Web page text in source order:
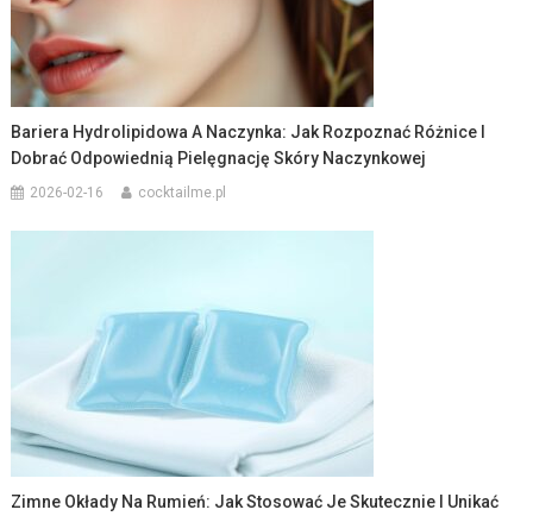
Bariera Hydrolipidowa A Naczynka: Jak Rozpoznać Różnice I
Dobrać Odpowiednią Pielęgnację Skóry Naczynkowej
2026-02-16 cocktailme.pl
Zimne Okłady Na Rumień: Jak Stosować Je Skutecznie I Unikać